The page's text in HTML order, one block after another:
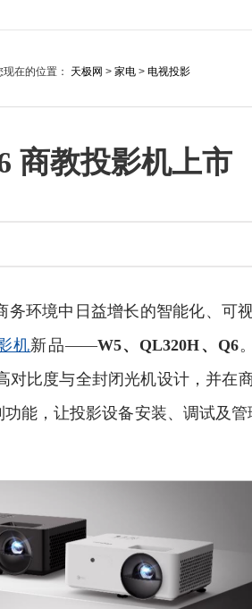
现在的位置： 天极网 > 家电 > 电视投影
商教投影机上市
务环境中日益增长的智能化、可
机新品——W5、QL320H、Q6
比度与全封闭光机设计，并在
功能，让投影设备安装、调试及管